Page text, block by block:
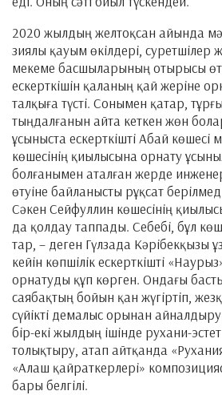
2020 жылдың желтоқсан айында
зиялы қауым өкілдері, суретшілер
мекеме басшыларының отырысы
ескерткішін қаланың қай жеріне
талқыға түсті. Сонымен қатар,
тыңдалғанын айта кеткен жөн
ұсыныста ескерткішті Абай
көшесінің қиылысына орнату
болғанымен аталған жерде
өтуіне байланысты рұқсат
Сәкен Сейфуллин көшесінің
да қолдау таппады. Себебі, бұл
тар, – деген Гүлзада Кәрібекқызы
кейін көпшілік ескерткішті
орнатуды құп көрген. Ондағы
саябақтың бойын қан жүгіртіп,
сүйікті демалыс орынан
бір-екі жылдың ішінде рухани-
толықтыру, атап айтқанда
«Алаш қайраткерлері»
бары белгілі.